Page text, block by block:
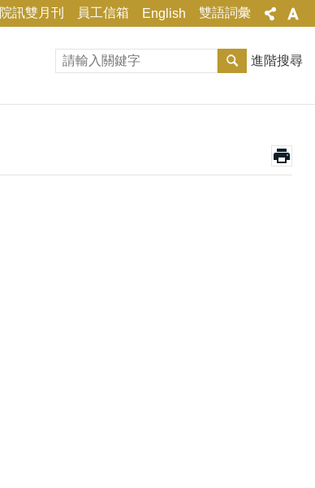
院訊雙月刊 員工信箱 English 雙語詞彙
進階搜尋